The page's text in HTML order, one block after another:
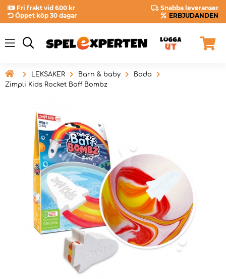
Fri frakt vid 600 kr
Snabba leveranser
Öppet köp 30 dagar
ERBJUDANDEN
 LEKSAKER Barn & baby
Bada
Zimpli Kids Rocket Baff Bombz